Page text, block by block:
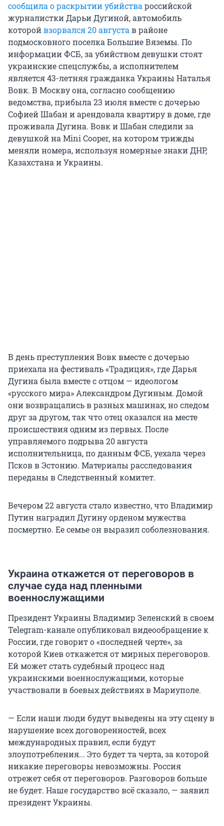
сообщила о раскрытии убийствароссийской
журналистки Дарьи Дугиной, автомобиль
которойвзорвался 20 августав районе
подмосковного поселка Большие Вяземы. По
информации ФСБ, за убийством девушки стоят
украинские спецслужбы, а исполнителем
является 43-летняя гражданка Украины Наталья
Вовк. В Москву она, согласно сообщению
ведомства, прибыла 23 июля вместе с дочерью
Софией Шабан и арендовала квартиру в доме, где
проживала Дугина. Вовк и Шабан следили за
девушкой на Mini Cooper, на котором трижды
меняли номера, используя номерные знаки ДНР,
Казахстана и Украины.
В день преступления Вовк вместе с дочерью
приехала на фестиваль «Традиция», где Дарья
Дугина была вместе с отцом — идеологом
«русского мира» Александром Дугиным. Домой
они возвращались в разных машинах, но следом
друг за другом, так что отец оказался на месте
происшествия одним из первых. После
управляемого подрыва 20 августа
исполнительница, по данным ФСБ, уехала через
Псков в Эстонию. Материалы расследования
переданы в Следственный комитет.
Вечером 22 августа стало известно, что Владимир
Путин наградил Дугину орденом мужества
посмертно. Ее семье он выразил соболезнования.
Украина откажется от переговоров в
случае суда над пленными
военнослужащими
Президент Украины Владимир Зеленский в своем
Telegram-канале опубликовал видеообращение к
России, где говорит о «последней черте», за
которой Киев откажется от мирных переговоров.
Ей может стать судебный процесс над
украинскими военнослужащими, которые
участвовали в боевых действиях в Мариуполе.
— Если наши люди будут выведены на эту сцену в
нарушение всех договоренностей, всех
международных правил, если будут
злоупотребления... Это будет та черта, за которой
никакие переговоры невозможны. Россия
отрежет себя от переговоров. Разговоров больше
не будет. Наше государство всё сказало, — заявил
президент Украины.